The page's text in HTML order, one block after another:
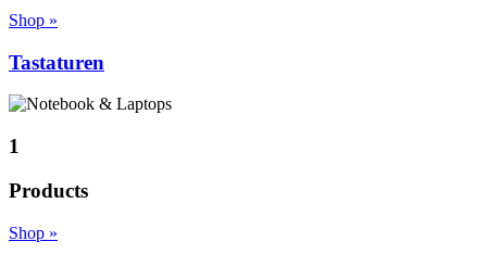
Shop »
Tastaturen
1
Products
Shop »